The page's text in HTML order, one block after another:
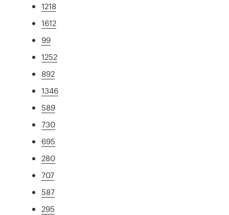
1218
1612
99
1252
892
1346
589
730
695
280
707
587
295